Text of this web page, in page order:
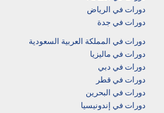
دورات في الرياض
دورات في جدة
دورات في المملكة العربية السعودية
دورات في ماليزيا
دورات في دبي
دورات في قطر
دورات في البحرين
دورات في إندونيسيا